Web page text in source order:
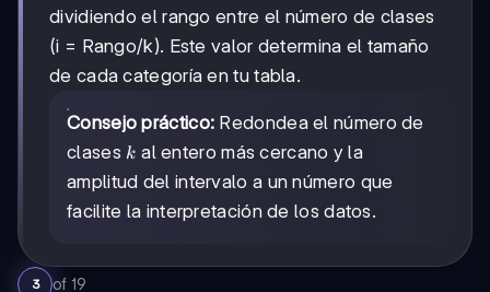
dividiendo el rango entre el número de clases
(i = Rango/k). Este valor determina el tamaño
de cada categoría en tu tabla.
Consejo práctico: Redondea el número de
clasesk
k al entero más cercano y la
amplitud del intervalo a un número que
facilite la interpretación de los datos.
3 of 19